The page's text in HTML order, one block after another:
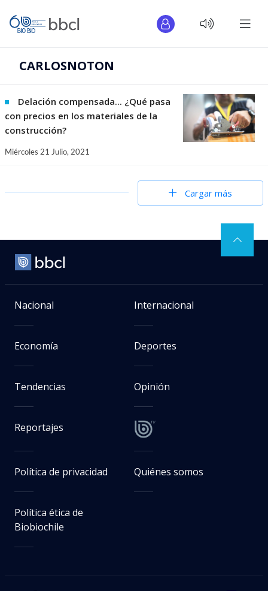
CARLOSNOTON
Delación compensada... ¿Qué pasa
con precios en los materiales de la
construcción?
Miércoles 21 Julio, 2021
Cargar más
Nacional Internacional
Economía Deportes
Tendencias Opinión
Reportajes
Política de privacidad Quiénes somos
Política ética de
Biobiochile